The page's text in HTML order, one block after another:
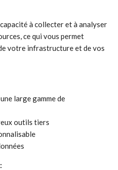
à collecter et à analyser
ce qui vous permet
votre infrastructure et de vos
large gamme de
outils tiers